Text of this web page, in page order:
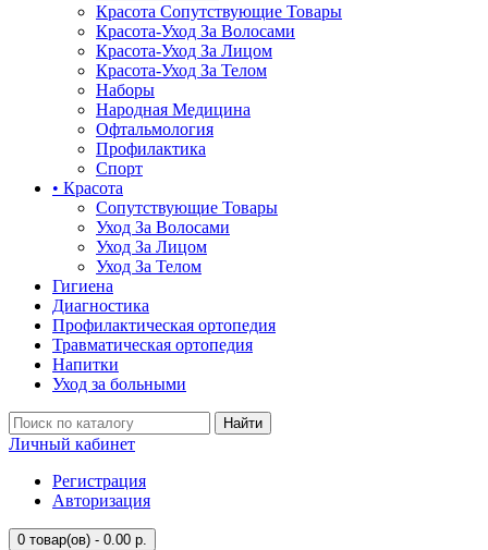
Красота Сопутствующие Товары
Красота-Уход За Волосами
Красота-Уход За Лицом
Красота-Уход За Телом
Наборы
Народная Медицина
Офтальмология
Профилактика
Спорт
• Красота
Сопутствующие Товары
Уход За Волосами
Уход За Лицом
Уход За Телом
Гигиена
Диагностика
Профилактическая ортопедия
Травматическая ортопедия
Напитки
Уход за больными
Найти
Личный кабинет
Регистрация
Авторизация
0 товар(ов) - 0.00 р.